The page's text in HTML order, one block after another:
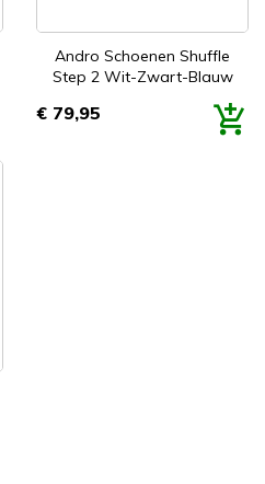
Andro Schoenen Shuffle
Step 2 Wit-Zwart-Blauw
Prijs
€ 79,95